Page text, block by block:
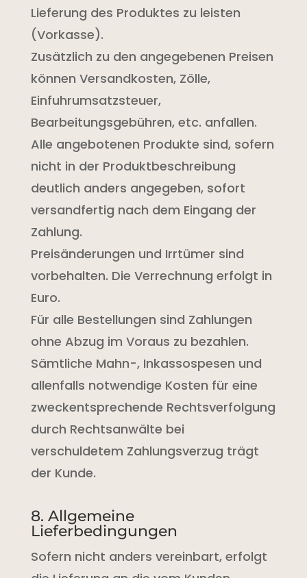
Lieferung des Produktes zu leisten
(Vorkasse).
Zusätzlich zu den angegebenen Preisen
können Versandkosten, Zölle,
Einfuhrumsatzsteuer,
Bearbeitungsgebühren, etc. anfallen.
Alle angebotenen Produkte sind, sofern
nicht in der Produktbeschreibung
deutlich anders angegeben, sofort
versandfertig nach dem Eingang der
Zahlung.
Preisänderungen und Irrtümer sind
vorbehalten. Die Verrechnung erfolgt in
Euro.
Für alle Bestellungen sind Zahlungen
ohne Abzug im Voraus zu bezahlen.
Sämtliche Mahn-, Inkassospesen und
allenfalls notwendige Kosten für eine
zweckentsprechende Rechtsverfolgung
durch Rechtsanwälte bei
verschuldetem Zahlungsverzug trägt
der Kunde.
8. Allgemeine
Lieferbedingungen
Sofern nicht anders vereinbart, erfolgt